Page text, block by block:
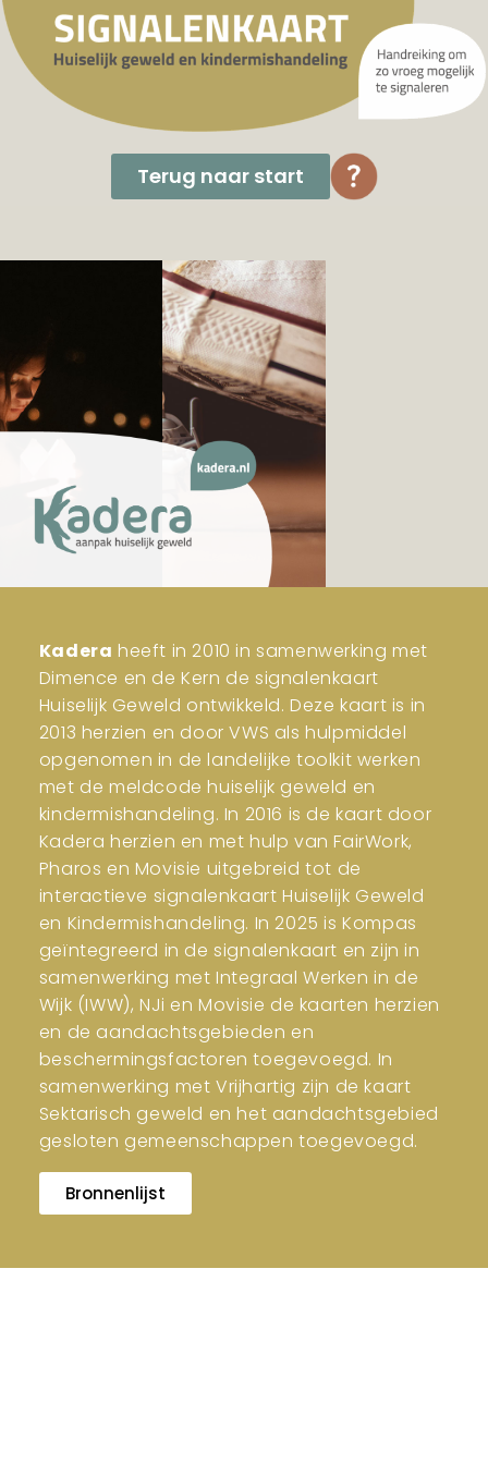
Terug naar start
Kadera heeft in 2010 in samenwerking met
Dimence en de Kern de signalenkaart
Huiselijk Geweld ontwikkeld. Deze kaart is in
2013 herzien en door VWS als hulpmiddel
opgenomen in de landelijke toolkit werken
met de meldcode huiselijk geweld en
kindermishandeling. In 2016 is de kaart door
Kadera herzien en met hulp van FairWork,
Pharos en Movisie uitgebreid tot de
interactieve signalenkaart Huiselijk Geweld
en Kindermishandeling. In 2025 is Kompas
geïntegreerd in de signalenkaart en zijn in
samenwerking met Integraal Werken in de
Wijk (IWW), NJi en Movisie de kaarten herzien
en de aandachtsgebieden en
beschermingsfactoren toegevoegd. In
samenwerking met Vrijhartig zijn de kaart
Sektarisch geweld en het aandachtsgebied
gesloten gemeenschappen toegevoegd.
Bronnenlijst